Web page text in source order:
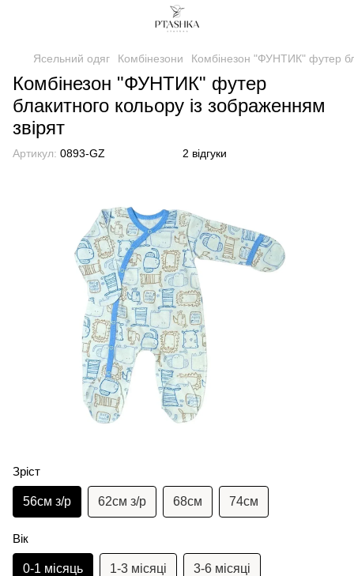
Ясельний одяг Комбінезони Комбінезон "ФУНТИК" футер
Комбінезон "ФУНТИК" футер
блакитного кольору із зображенням
звірят
Артикул: 0893-GZ 2 відгуки
Зріст
56см з/р 62см з/р 68см 74см
Вік
0-1 місяць 1-3 місяці 3-6 місяці